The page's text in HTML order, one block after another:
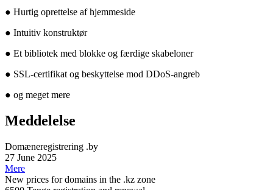
● Hurtig oprettelse af hjemmeside
● Intuitiv konstruktør
● Et bibliotek med blokke og færdige skabeloner
● SSL-certifikat og beskyttelse mod DDoS-angreb
● og meget mere
Meddelelse
Domæneregistrering .by
27 June 2025
Mere
New prices for domains in the .kz zone